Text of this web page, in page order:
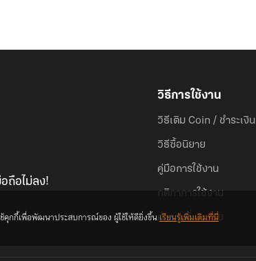
ถือไม่ลง!
วิธีการใช้งาน
วิธีเติม Coin / ชำระเงิน
วิธีซื้อนิยาย
คู่มือการใช้งาน
กติกาการใช้งาน
คำถามที่พบบ่อย
คุกกี้เพื่อพัฒนาประสบการณ์ของ ผู้ใช้ให้ดียิ่งขึ้นเรียนรู้เพิ่มเติมที่นี่